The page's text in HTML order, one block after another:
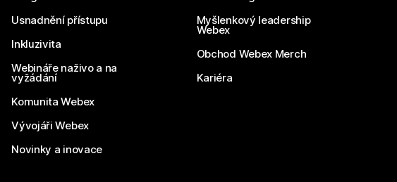
Usnadnění přístupu
Inkluzivita
Webináře naživo a na
vyžádání
Komunita Webex
Vývojáři Webex
Novinky a inovace
Myšlenkový leadership
Webex
Obchod Webex Merch
Kariéra